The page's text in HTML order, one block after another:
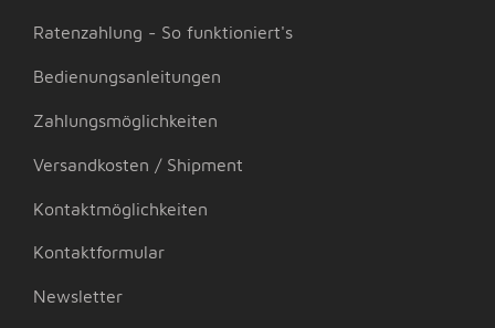
Ratenzahlung - So funktioniert's
Bedienungsanleitungen
Zahlungsmöglichkeiten
Versandkosten / Shipment
Kontaktmöglichkeiten
Kontaktformular
Newsletter